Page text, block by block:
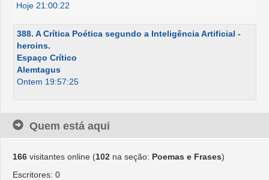
Hoje 21:00:22
388. A Crítica Poética segundo a Inteligência Artificial -
heroins.
Espaço Crítico
Alemtagus
Ontem 19:57:25
Quem está aqui
166 visitantes online (102 na seção: Poemas e Frases)
Escritores: 0